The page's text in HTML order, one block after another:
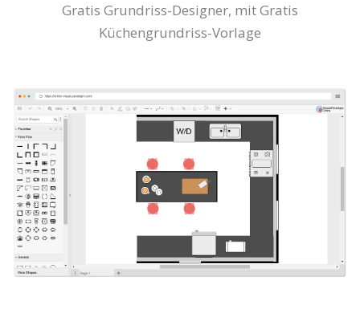
Gratis Grundriss-Designer, mit Gratis
Küchengrundriss-Vorlage